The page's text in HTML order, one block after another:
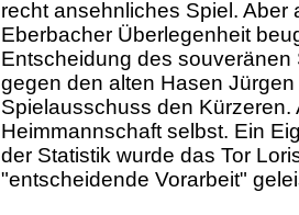
recht ansehnliches Spiel.
Eberbacher Überlegenheit
Entscheidung des
gegen den alten Hasen
Spielausschuss den
Heimmannschaft selbst. Ein
der Statistik wurde das Tor
"entscheidende Vorarbeit"